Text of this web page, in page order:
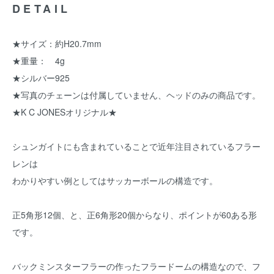
DETAIL
★サイズ：約H20.7mm
★重量： 4g
★シルバー925
★写真のチェーンは付属していません、ヘッドのみの商品です。
★K C JONESオリジナル★
シュンガイトにも含まれていることで近年注目されているフラー
レンは
わかりやすい例としてはサッカーボールの構造です。
正5角形12個、と、正6角形20個からなり、ポイントが60ある形
です。
バックミンスターフラーの作ったフラードームの構造なので、フ